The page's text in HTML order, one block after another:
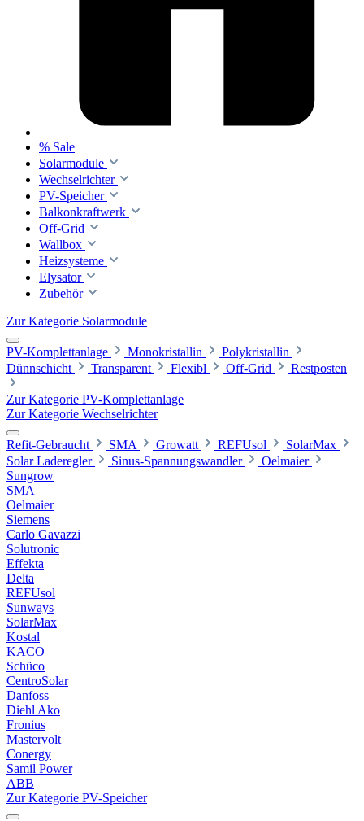
% Sale
Solarmodule
Wechselrichter
PV-Speicher
Balkonkraftwerk
Off-Grid
Wallbox
Heizsysteme
Elysator
Zubehör
Zur Kategorie Solarmodule
PV-Komplettanlage Monokristallin
Polykristallin
Dünnschicht
Transparent Flexibl Off-Grid Restposten
Zur Kategorie PV-Komplettanlage
Zur Kategorie Wechselrichter
Refit-Gebraucht SMA Growatt REFUsol
SolarMax
Solar Laderegler
Sinus-Spannungswandler
Oelmaier
Sungrow
SMA
Oelmaier
Siemens
Carlo Gavazzi
Solutronic
Effekta
Delta
REFUsol
Sunways
SolarMax
Kostal
KACO
Schüco
CentroSolar
Danfoss
Diehl Ako
Fronius
Mastervolt
Conergy
Samil Power
ABB
Zur Kategorie PV-Speicher